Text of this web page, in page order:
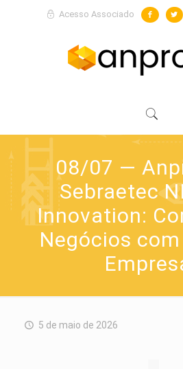
Acesso Associado
08/07 —
Sebraetec
Innovation:
Negócios
5 de maio de 2026